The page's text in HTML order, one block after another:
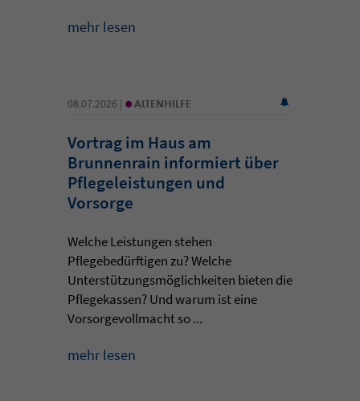
mehr lesen
08.07.2026 | • ALTENHILFE
Vortrag im Haus am
Brunnenrain informiert über
Pflegeleistungen und
Vorsorge
Welche Leistungen stehen
Pflegebedürftigen zu? Welche
Unterstützungsmöglichkeiten bieten die
Pflegekassen? Und warum ist eine
Vorsorgevollmacht so ...
mehr lesen